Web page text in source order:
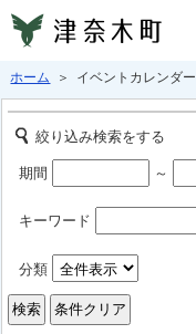
ホーム ＞ イベントカレンダー
絞り込み検索をする
期間 ～
キーワード
分類